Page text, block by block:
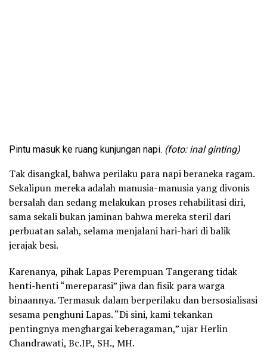
Pintu masuk ke ruang kunjungan napi. (foto: inal ginting)
Tak disangkal, bahwa perilaku para napi beraneka ragam.
Sekalipun mereka adalah manusia-manusia yang divonis
bersalah dan sedang melakukan proses rehabilitasi diri,
sama sekali bukan jaminan bahwa mereka steril dari
perbuatan salah, selama menjalani hari-hari di balik
jerajak besi.
Karenanya, pihak Lapas Perempuan Tangerang tidak
henti-henti “mereparasi” jiwa dan fisik para warga
binaannya. Termasuk dalam berperilaku dan bersosialisasi
sesama penghuni Lapas. “Di sini, kami tekankan
pentingnya menghargai keberagaman,” ujar Herlin
Chandrawati, Bc.IP., SH., MH.